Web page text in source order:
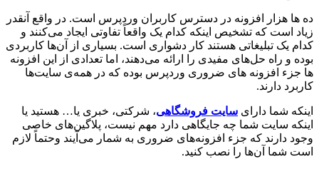
ده ها هزار افزونه در دسترس کاربران وردپرس است. در واقع آنقدر
زیاد است که تشخیص اینکه کدام یک واقعاً تفاوتی ایجاد می‌کنند و
کدام یک تبلیغاتی هستند کار دشواری است. بسیاری از آن‌ها کاربردی
بوده و راه حل‌های مفیدی را ارائه می‌دهند، اما تعدادی از این افزونه
ها جزء افزونه های ضروری وردپرس بوده که در همه‌ی سایت‌ها
کاربرد دارند.
اینکه شما دارای سایت فروشگاهی، شرکتی، خبری یا… هستید یا
اینکه سایت شما چه جایگاهی دارد مهم نیست، پلاگین‌های خاصی
وجود دارند که جزء افزونه‌های ضروری به شمار می‌آیند وحتماً لازم
است شما آن‌ها را نصب کنید.